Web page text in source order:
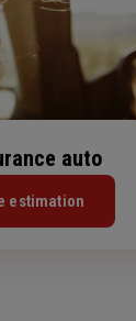
auto
estimation